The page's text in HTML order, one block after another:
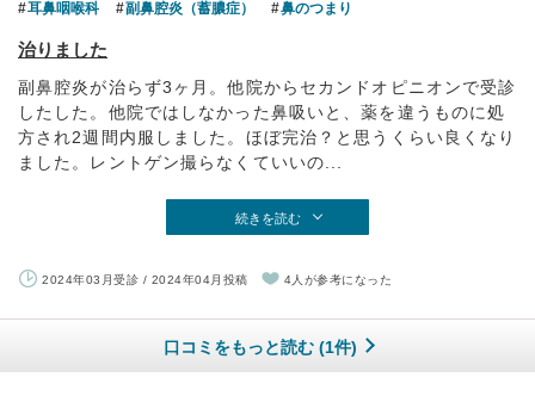
耳鼻咽喉科 副鼻腔炎（蓄膿症） 鼻のつまり
治りました
副鼻腔炎が治らず3ヶ月。他院からセカンドオピニオンで受診
したした。他院ではしなかった鼻吸いと、薬を違うものに処
方され2週間内服しました。ほぼ完治？と思うくらい良くなり
ました。レントゲン撮らなくていいの...
続きを読む
2024年03月受診 / 2024年04月投稿 4人が参考になった
口コミをもっと読む (1件)